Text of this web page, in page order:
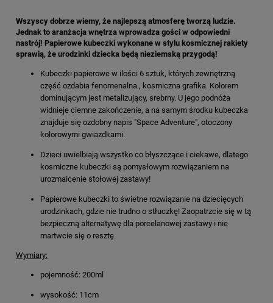
Wszyscy dobrze wiemy, że najlepszą atmosferę tworzą ludzie.
Jednak to aranżacja wnętrza wprowadza gości w odpowiedni
nastrój! Papierowe kubeczki wykonane w stylu kosmicznej rakiety
sprawią, że urodzinki dziecka będą nieziemską przygodą!
Kubeczki papierowe w ilości 6 sztuk, których zewnętrzną
część ozdabia fenomenalna , kosmiczna grafika. Kolorem
dominującym jest metalizujący, srebrny. U jego podnóża
widnieje ciemne zakończenie, a na samym środku kubeczka
znajduje się ozdobny napis "Space Adventure", otoczony
kolorowymi gwiazdkami.
Dzieci uwielbiają wszystko co błyszczące i ciekawe, dlatego
kosmiczne kubeczki są pomysłowym rozwiązaniem na
urozmaicenie stołowej zastawy!
Papierowe kubeczki to świetne rozwiązanie na dziecięcych
urodzinkach, gdzie nie trudno o stłuczkę! Zaopatrzcie się w tą
bezpieczną alternatywę dla porcelanowej zastawy i nie
martwcie się o resztę.
Wymiary:
pojemność: 200ml
wysokość: 11cm